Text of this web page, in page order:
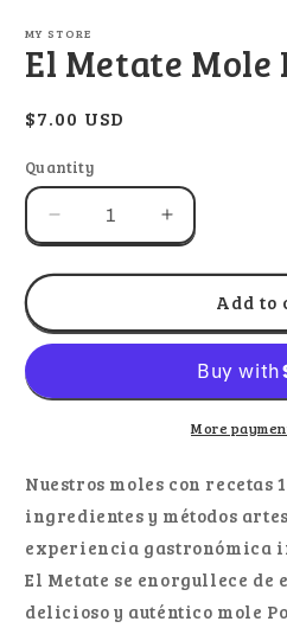
1
modal
MY STORE
El Metate Mole
Regular
$7.00 USD
Quantity
Decrease
quantity
for
Metate
Mole
1.1lb
Increase
quantity
for
Metate
Mole
Poblano
1.1lb
Add to
More
Nuestros moles con recetas
ingredientes y métodos
experiencia gastronómica
El Metate se enorgullece de
delicioso y auténtico mole